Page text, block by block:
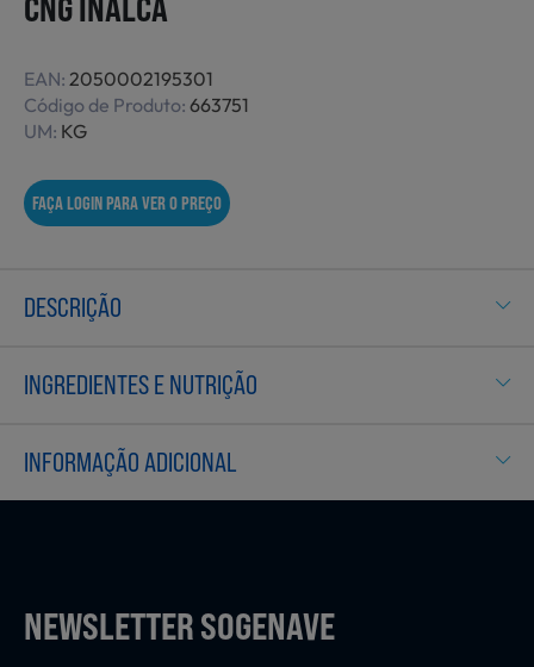
Refeições Prontas
Frutas e Legumes
Mercearia
EAN: 2050002195301
Código de Produto: 663751
UM: KG
FAÇA LOGIN PARA VER O PREÇO
DESCRIÇÃO
INGREDIENTES E NUTRIÇÃO
INFORMAÇÃO ADICIONAL
NEWSLETTER SOGENAVE